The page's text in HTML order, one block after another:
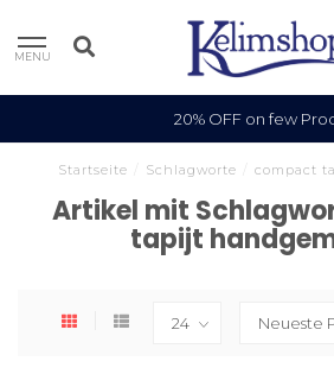
MENU
20% OFF on few
Startseite Schlagworte compact
Artikel mit
tapijt